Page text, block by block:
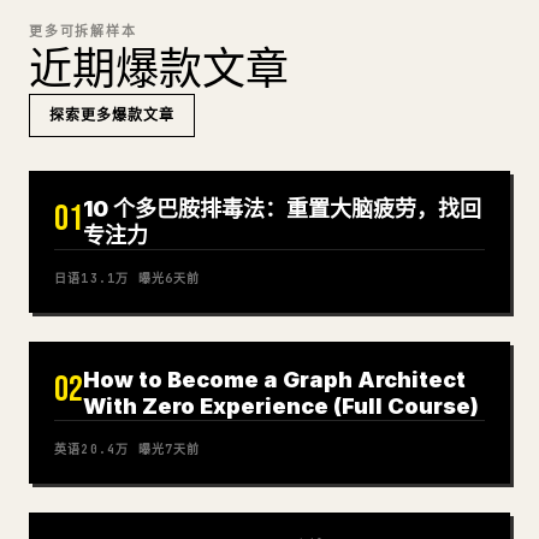
更多可拆解样本
近期爆款文章
探索更多爆款文章
0110 个多巴胺排毒法：重置大脑疲劳，找回
专注力
日语13.1万 曝光6天前
02How to Become a Graph Architect
With Zero Experience (Full Course)
英语20.4万 曝光7天前